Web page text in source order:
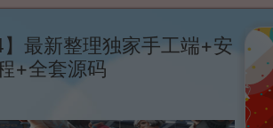
最新整理独家手工端+安
+全套源码